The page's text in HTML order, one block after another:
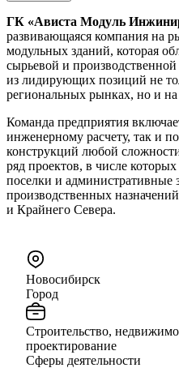
ГК «Ависта Модуль
развивающаяся компания на
модульных зданий, которая
сырьевой и
из лидирующих позиций не
региональных рынках, но и
Команда предприятия
инженерному расчету, так и
конструкций любой
ряд проектов, в числе
поселки и административные
производственных
и Крайнего Севера.
Новосибирск
Город
Строительство,
проектирование
Сферы деятельности